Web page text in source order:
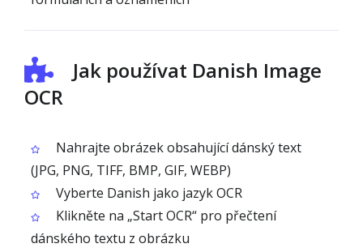
Jak používat Danish Image
OCR
Nahrajte obrázek obsahující dánský text
(JPG, PNG, TIFF, BMP, GIF, WEBP)
Vyberte Danish jako jazyk OCR
Klikněte na „Start OCR“ pro přečtení
dánského textu z obrázku